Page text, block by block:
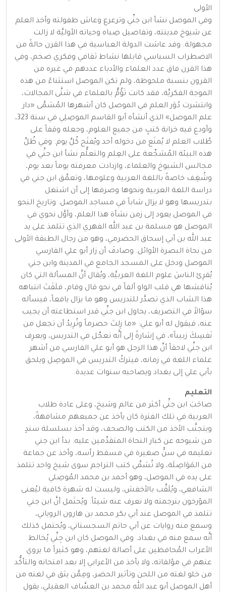
الأولى
وفي الموصل نشأ ابن جنِّي وترعرع وعاش طفولته وأخذ العلم
عن شيوخ مدينته، وتفاصيل صِباه وحياته الأوليَّة لا زالت
مجهولة. وقد عاشت الدولة العباسية في هذا القرن حالةً من
الاضطراب السياسي قابلها نشاط ثقافي وفكري ضخم، وفي
هذا القرن فاق عدد العلماء والأدباء عددهم في غيره من
القرون بنسبة ملحوظة، ولم تكن الموصل استثناءً من هذه
الموجة الفكريَّة، فقد كانت تَؤُمُّ بالعلماء في شتَّى المجالات،
وانتشرت دُوَر العلم في الموصل كان أشهرها المُسَمَّى «دار
علم الموصل» الذي أنشأه أبو القاسم الموصِلِي في سنة 323،
وأودع فيه خزانة كتبٍ من جميع العلوم، وجعله وقفاً على
طُلاب العلم لا يُمنَع من دخوله أحد ويُفتَح كُلَّ يوم. وفي ظُلِّ
هذه البيئة المُشجِّعة على العِلم والتعلُّم نشأ ابن جنِّي في
مجالس الشيوخ والعلماء، وازدادت معرفته يوماً بعد يوم،
وشُغِف خاصةً باللغة العربية وعلومها، وتعمَّق ابن جني في
دراسة اللغة العربية ونحوها وصرفها إلى أن اشتغل
بتدريسها وهو لا يزال شاباً في مساجد الموصل. وتاريخ النحو
في الموصل يعود إلى زمن نشأة هذا العلم، وأوَّل نحوي في
الموصل هو مسلمة بن عبد الله الفهري الذي تتلمذ على يد
عبد الله بن أبي إسحاق الحضرمي، وهو من رجال الطبقة الأولى
من نحاة البصرة الأوائل. وصادفَ أن زار أبو علي الفارسي
الموصل ودخل على المسجد الجامع في المدينة وابن جني
يُقرِئ الناسَ علوم اللغة العربيَّة، ويُقال أنَّ المسألة التي كان
يُناقشها هي قلب الواو ألفاً في نحو قال وقام، فلَفَتَ انتباهه
هذا الشاب الذي تصدَّر للتدريس وهو ما يزال يافعاً، فيسأله
سؤالاً في التصريف، يحاول ابن جنِّي قدر استطاعته أن يجيب
عنه، فيقول له أبو علي: «ما زِلتَ حصرماً وتُرِيدُ أن تجعل من
نَفسِكَ زبيباً»، في إشارةً إلى أنَّه تعجَّل في التدريس، ويعرِف
ابن جنِّي لاحقاً أنَّ هذا الرجل هو أبو علي الفارسي من أشهر
علماء اللغة في زمانه، فيتركُ التدريس في الموصِل ويلحق
بأبي علي إلى بغداد ويصاحبه سنوات عديدة.
التعليم
صاحَبَ ابن جنِّي أكثر من عالم وشيخ، وعلى عادة طلاب
العربية في تلك الفترة كان يأخذ عن جميعهم مشافهةً،
ويتجنَّب الأخذ من الكتب والصحف، وقد أخذ بسلسلة سندٍ
من شيوخه عن كبار النحاة المتقدِّمين عليه. بدأ ابن جني
تعليمه في سنٍّ صغيرة في مسقط رأسه، وأخذ عن جماعة
من المَوَاصِلَة، ولا تُسَمِّي كتب التراجم سوى شيخ واحد تتلمذ
على يده في الموصل، وهو أحمد بن محمد المُوصِلي
الشافعي، ويُلَقَّب بالأخفش، وليست له شهرة كافية ليُعنى
المؤرخون بترجمته ولا نعرف عنه شيئاً. ويُحتَمل أنَّ ابن جني
تتلمذ في الموصل عند أبي بكر محمد بن هارون الروياني،
وسمع منه روايات عن أبي حاتم السجستاني، ويُحتمل كذلك
أنَّه سمع منه في بغداد. وفي الموصل كان ابن جِنِّي يُخالط
الأعراب المُحافظين على أصالة لغتهم، وهو كثيراً ما يروي
عنهم في مؤلفاته، ولا يأخذ من الأعرابي إلا بعد امتحانه والتأكُّد
من خلو لغته من اللحن وتأثير الحضر، ومِمَّن يثق في لغته من
أهل الموصل أبو عبد الله محمد بن العسَّاف العقيلي، يقول